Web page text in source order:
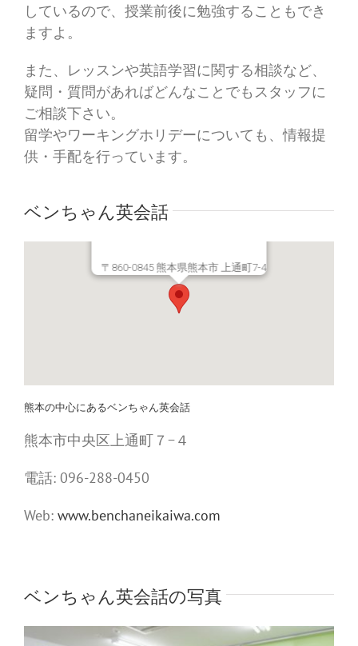
しているので、授業前後に勉強することもでき
ますよ。
また、レッスンや英語学習に関する相談など、
疑問・質問があればどんなことでもスタッフに
ご相談下さい。
留学やワーキングホリデーについても、情報提
供・手配を行っています。
ベンちゃん英会話
〒860-0845 熊本県熊本市 上通町7-4
熊本の中心にあるベンちゃん英会話
熊本市中央区上通町７−４
電話: 096-288-0450
Web: www.benchaneikaiwa.com
ベンちゃん英会話の写真